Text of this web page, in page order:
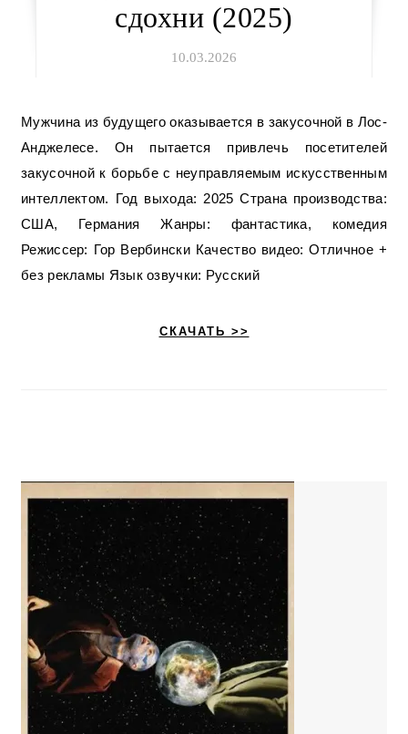
сдохни (2025)
10.03.2026
Мужчина из будущего оказывается в закусочной в Лос-
Анджелесе. Он пытается привлечь посетителей
закусочной к борьбе с неуправляемым искусственным
интеллектом. Год выхода: 2025 Страна производства:
США, Германия Жанры: фантастика, комедия
Режиссер: Гор Вербински Качество видео: Отличное +
без рекламы Язык озвучки: Русский
СКАЧАТЬ >>